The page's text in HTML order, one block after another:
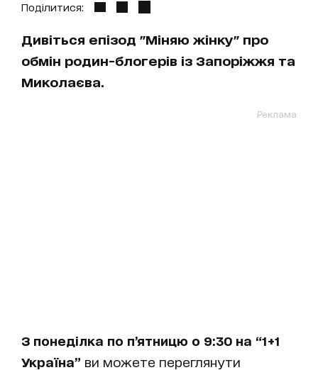
Поділитися:
Дивіться епізод "Міняю жінку" про
обмін родин-блогерів із Запоріжжя та
Миколаєва.
Реклама
З понеділка по п’ятницю о 9:30 на “1+1
Україна” ви можете переглянути